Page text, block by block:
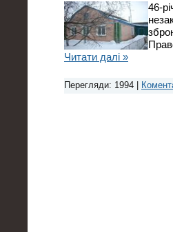
46-
Читати далі »
Перегляди: 1994 |